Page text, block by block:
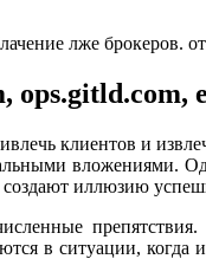
клиентов и
вложениями.
иллюзию
в ситуации, когда